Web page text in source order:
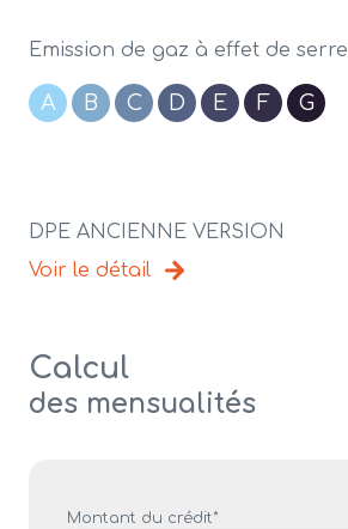
Emission de gaz à effet de serre
A B C D E F G
DPE ANCIENNE VERSION
Voir le détail
Calcul
des mensualités
Montant du crédit*